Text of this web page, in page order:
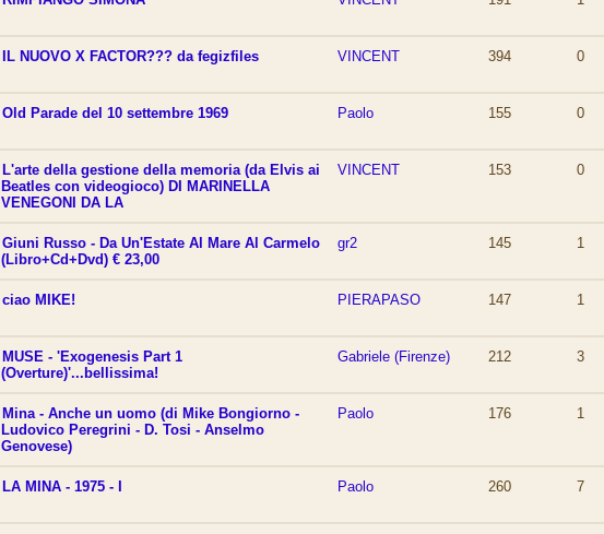
IL NUOVO X FACTOR??? da fegizfiles VINCENT 394 0
Old Parade del 10 settembre 1969 Paolo 155 0
L'arte della gestione della memoria (da Elvis ai
Beatles con videogioco) DI MARINELLA
VENEGONI DA LA
VINCENT 153 0
Giuni Russo - Da Un'Estate Al Mare Al Carmelo
(Libro+Cd+Dvd) € 23,00
gr2 145 1
ciao MIKE! PIERAPASO 147 1
MUSE - 'Exogenesis Part 1
(Overture)'...bellissima!
Gabriele (Firenze) 212 3
Mina - Anche un uomo (di Mike Bongiorno -
Ludovico Peregrini - D. Tosi - Anselmo
Genovese)
Paolo 176 1
LA MINA - 1975 - I Paolo 260 7